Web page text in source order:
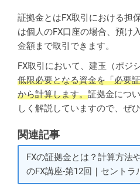
証拠金とはFX取引における担
は個人のFX口座の場合、預け
金額まで取引できます。
FX取引において、建玉（ポジ
低限必要となる資金を「必要
から計算します。証拠金につ
しく解説していますので、ぜ
関連記事
FXの証拠金とは？計算方法
のFX講座-第12回｜セントラ